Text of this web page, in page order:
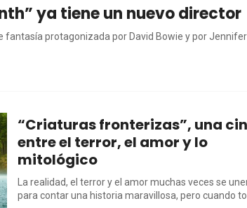
ya tiene un nuevo director
fantasía protagonizada por David Bowie y por Jennifer
“Criaturas fronterizas”, una
entre el terror, el amor y lo
mitológico
La realidad, el terror y el amor muchas veces se
para contar una historia maravillosa, pero cuando